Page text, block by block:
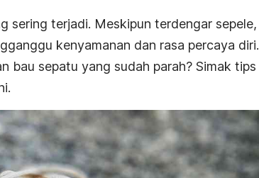
sering terjadi. Meskipun terdengar sepele,
kenyamanan dan rasa percaya diri.
bau sepatu yang sudah parah? Simak tips
.